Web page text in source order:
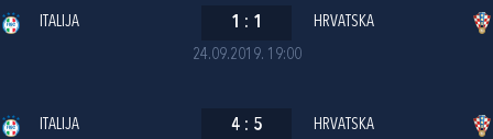
24.09.2019. 19:00
ITALIJA 1 : 1 HRVATSKA
ITALIJA 4 : 5 HRVATSKA